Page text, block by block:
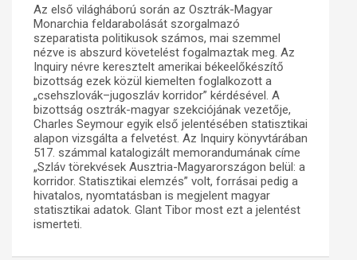
Műhelymunkák
Az első világháború során az Osztrák-Magyar
Monarchia feldarabolását szorgalmazó
szeparatista politikusok számos, mai szemmel
nézve is abszurd követelést fogalmaztak meg. Az
Inquiry névre keresztelt amerikai békeelőkészítő
bizottság ezek közül kiemelten foglalkozott a
„csehszlovák–jugoszláv korridor” kérdésével. A
bizottság osztrák-magyar szekciójának vezetője,
Charles Seymour egyik első jelentésében statisztikai
alapon vizsgálta a felvetést. Az Inquiry könyvtárában
517. számmal katalogizált memorandumának címe
„Szláv törekvések Ausztria-Magyarországon belül: a
korridor. Statisztikai elemzés” volt, forrásai pedig a
hivatalos, nyomtatásban is megjelent magyar
statisztikai adatok. Glant Tibor most ezt a jelentést
ismerteti.